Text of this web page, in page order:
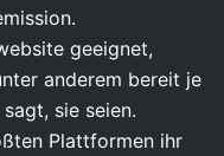
geeignet,
anderem bereit je
sie seien.
Plattformen ihr